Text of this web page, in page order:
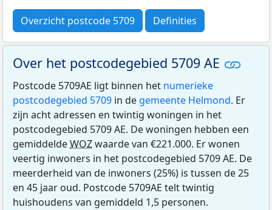
Overzicht postcode 5709 Definities
Over het postcodegebied 5709 AE
Postcode 5709AE ligt binnen het numerieke
postcodegebied 5709 in de gemeente Helmond. Er
zijn acht adressen en twintig woningen in het
postcodegebied 5709 AE. De woningen hebben een
gemiddeldeWOZwaarde van €221.000. Er wonen
veertig inwoners in het postcodegebied 5709 AE. De
meerderheid van de inwoners (25%) is tussen de 25
en 45 jaar oud. Postcode 5709AE telt twintig
huishoudens van gemiddeld 1,5 personen.